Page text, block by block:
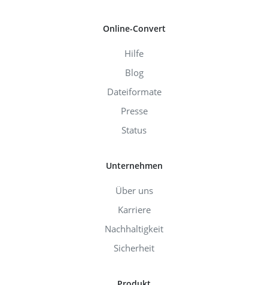
Online-Convert
Hilfe
Blog
Dateiformate
Presse
Status
Unternehmen
Über uns
Karriere
Nachhaltigkeit
Sicherheit